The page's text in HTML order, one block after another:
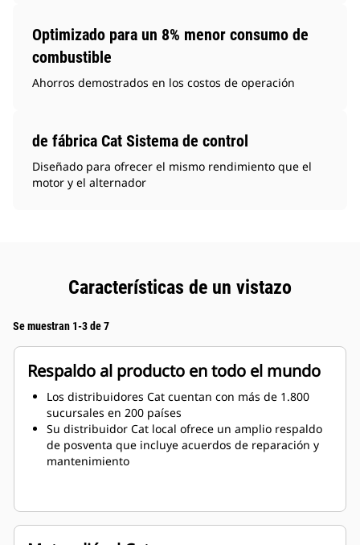
Optimizado para un 8% menor consumo de
combustible
Ahorros demostrados en los costos de operación
de fábrica Cat Sistema de control
Diseñado para ofrecer el mismo rendimiento que el
motor y el alternador
Características de un vistazo
Se muestran 1-3 de 7
Respaldo al producto en todo el mundo
Los distribuidores Cat cuentan con más de 1.800
sucursales en 200 países
Su distribuidor Cat local ofrece un amplio respaldo
de posventa que incluye acuerdos de reparación y
mantenimiento